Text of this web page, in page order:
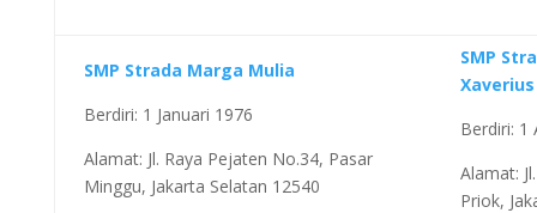
SMP Strada Marga Mulia
Berdiri: 1 Januari 1976
Alamat: Jl. Raya Pejaten No.34, Pasar
Minggu, Jakarta Selatan 12540
SMP
Berdiri: 1
Alamat:
Priok,